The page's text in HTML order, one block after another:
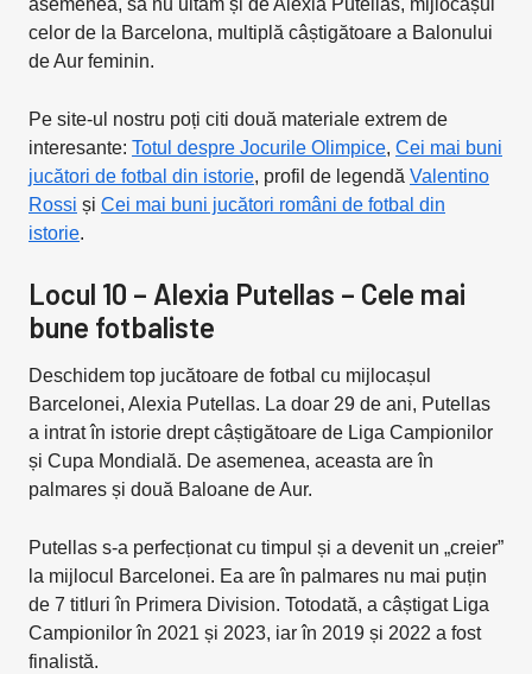
asemenea, să nu uităm și de Alexia Putellas, mijlocașul
celor de la Barcelona, multiplă câștigătoare a Balonului
de Aur feminin.
Pe site-ul nostru poți citi două materiale extrem de
interesante: Totul despre Jocurile Olimpice, Cei mai buni
jucători de fotbal din istorie, profil de legendă Valentino
Rossi și Cei mai buni jucători români de fotbal din
istorie.
Locul 10 – Alexia Putellas – Cele mai
bune fotbaliste
Deschidem top jucătoare de fotbal cu mijlocașul
Barcelonei, Alexia Putellas. La doar 29 de ani, Putellas
a intrat în istorie drept câștigătoare de Liga Campionilor
și Cupa Mondială. De asemenea, aceasta are în
palmares și două Baloane de Aur.
Putellas s-a perfecționat cu timpul și a devenit un „creier”
la mijlocul Barcelonei. Ea are în palmares nu mai puțin
de 7 titluri în Primera Division. Totodată, a câștigat Liga
Campionilor în 2021 și 2023, iar în 2019 și 2022 a fost
finalistă.